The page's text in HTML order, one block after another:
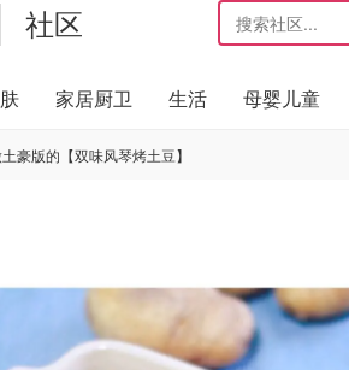
社区
家居厨卫 生活 母婴儿童
豪版的【双味风琴烤土豆】